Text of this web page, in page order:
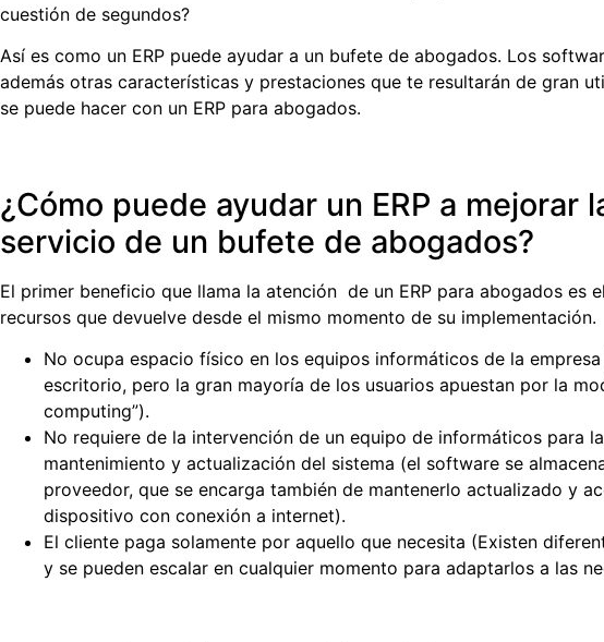
cuestión de segundos?
Así es como un ERP puede ayudar a un bufete de abogados. Los
además otras características y prestaciones que te resultarán de gran
se puede hacer con un ERP para abogados.
¿Cómo puede ayudar un ERP a mejorar
servicio de un bufete de abogados?
El primer beneficio que llama la atención de un ERP para abogados es
recursos que devuelve desde el mismo momento de su implementación.
No ocupa espacio físico en los equipos informáticos de la
escritorio, pero la gran mayoría de los usuarios apuestan por la
computing”).
No requiere de la intervención de un equipo de informáticos para
mantenimiento y actualización del sistema (el software se
proveedor, que se encarga también de mantenerlo actualizado y
dispositivo con conexión a internet).
El cliente paga solamente por aquello que necesita (Existen
y se pueden escalar en cualquier momento para adaptarlos a las